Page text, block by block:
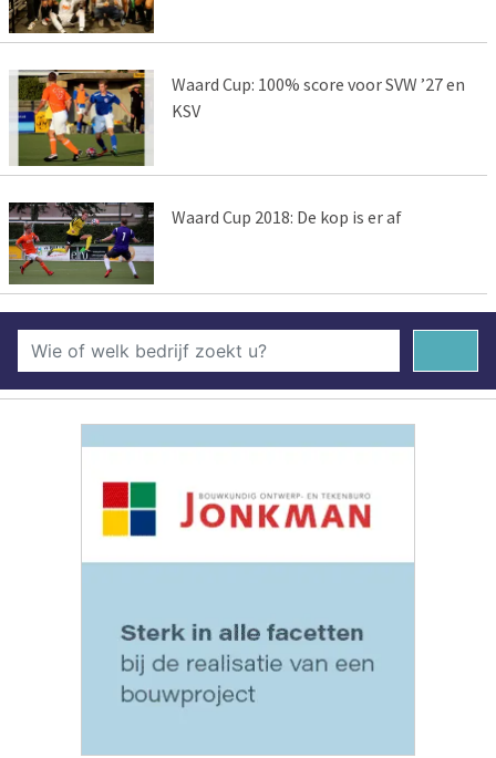
Waard Cup: 100% score voor SVW ’27 en
KSV
Waard Cup 2018: De kop is er af